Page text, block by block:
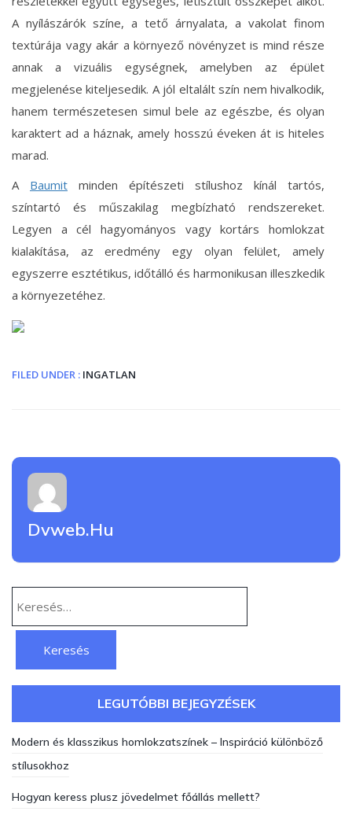
A nyílászárók színe, a tető árnyalata, a vakolat finom
textúrája vagy akár a környező növényzet is mind része
annak a vizuális egységnek, amelyben az épület
megjelenése kiteljesedik. A jól eltalált szín nem hivalkodik,
hanem természetesen simul bele az egészbe, és olyan
karaktert ad a háznak, amely hosszú éveken át is hiteles
marad.
A Baumit minden építészeti stílushoz kínál tartós,
színtartó és műszakilag megbízható rendszereket.
Legyen a cél hagyományos vagy kortárs homlokzat
kialakítása, az eredmény egy olyan felület, amely
egyszerre esztétikus, időtálló és harmonikusan illeszkedik
a környezetéhez.
FILED UNDER : INGATLAN
Dvweb.hu
LEGUTÓBBI BEJEGYZÉSEK
Modern és klasszikus homlokzatszínek – Inspiráció különböző
stílusokhoz
Hogyan keress plusz jövedelmet főállás mellett?